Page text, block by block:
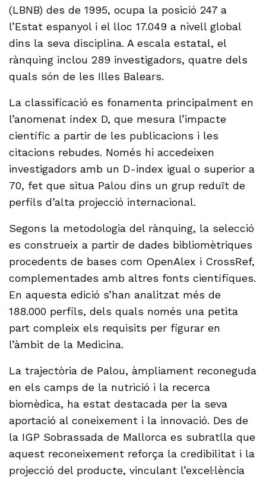
(LBNB) des de 1995, ocupa la posició 247 a
l’Estat espanyol i el lloc 17.049 a nivell global
dins la seva disciplina. A escala estatal, el
rànquing inclou 289 investigadors, quatre dels
quals són de les Illes Balears.
La classificació es fonamenta principalment en
l’anomenat índex D, que mesura l’impacte
científic a partir de les publicacions i les
citacions rebudes. Només hi accedeixen
investigadors amb un D-index igual o superior a
70, fet que situa Palou dins un grup reduït de
perfils d’alta projecció internacional.
Segons la metodologia del rànquing, la selecció
es construeix a partir de dades bibliomètriques
procedents de bases com OpenAlex i CrossRef,
complementades amb altres fonts científiques.
En aquesta edició s’han analitzat més de
188.000 perfils, dels quals només una petita
part compleix els requisits per figurar en
l’àmbit de la Medicina.
La trajectòria de Palou, àmpliament reconeguda
en els camps de la nutrició i la recerca
biomèdica, ha estat destacada per la seva
aportació al coneixement i la innovació. Des de
la IGP Sobrassada de Mallorca es subratlla que
aquest reconeixement reforça la credibilitat i la
projecció del producte, vinculant l’excel·lència